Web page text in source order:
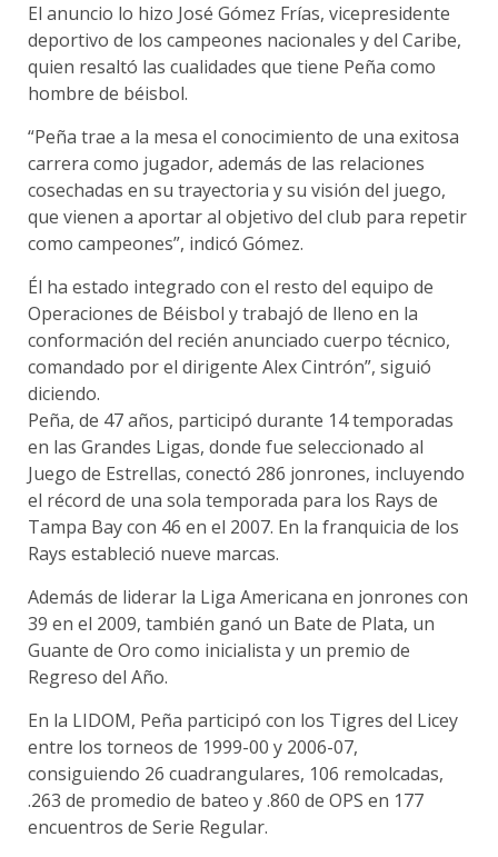
El anuncio lo hizo José Gómez Frías, vicepresidente
deportivo de los campeones nacionales y del Caribe,
quien resaltó las cualidades que tiene Peña como
hombre de béisbol.
“Peña trae a la mesa el conocimiento de una exitosa
carrera como jugador, además de las relaciones
cosechadas en su trayectoria y su visión del juego,
que vienen a aportar al objetivo del club para repetir
como campeones”, indicó Gómez.
Él ha estado integrado con el resto del equipo de
Operaciones de Béisbol y trabajó de lleno en la
conformación del recién anunciado cuerpo técnico,
comandado por el dirigente Alex Cintrón”, siguió
diciendo.
Peña, de 47 años, participó durante 14 temporadas
en las Grandes Ligas, donde fue seleccionado al
Juego de Estrellas, conectó 286 jonrones, incluyendo
el récord de una sola temporada para los Rays de
Tampa Bay con 46 en el 2007. En la franquicia de los
Rays estableció nueve marcas.
Además de liderar la Liga Americana en jonrones con
39 en el 2009, también ganó un Bate de Plata, un
Guante de Oro como inicialista y un premio de
Regreso del Año.
En la LIDOM, Peña participó con los Tigres del Licey
entre los torneos de 1999-00 y 2006-07,
consiguiendo 26 cuadrangulares, 106 remolcadas,
.263 de promedio de bateo y .860 de OPS en 177
encuentros de Serie Regular.